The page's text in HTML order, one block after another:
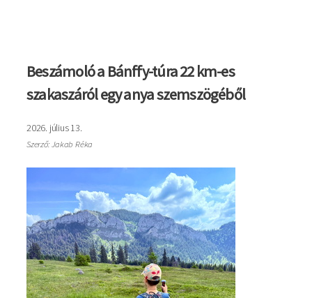
Beszámoló a Bánffy-túra 22 km-es
szakaszáról egy anya szemszögéből
2026. július 13.
Szerző: Jakab Réka